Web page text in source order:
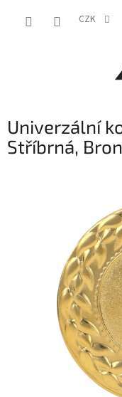
CZK
Univerzální
Stříbrná,